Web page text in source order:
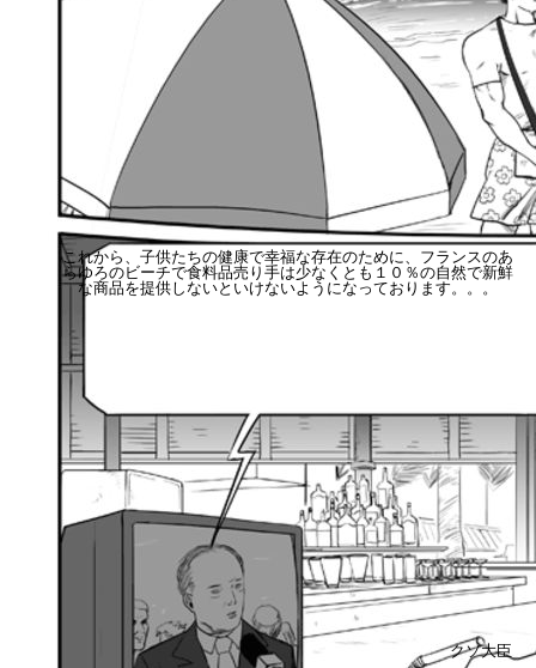
これから、子供たちの健康で幸福な存在のために、フランスのあ
らゆろのビーチで食料品売り手は少なくとも１０％の自然で新鮮
な商品を提供しないといけないようになっております。。。
クソ大臣